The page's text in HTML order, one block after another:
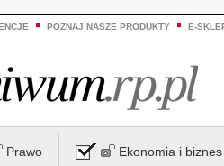
POZNAJ NASZE PRODUKTY E-
Prawo Ekonomia i biznes